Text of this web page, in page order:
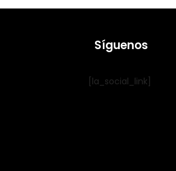
Síguenos
[la_social_link]